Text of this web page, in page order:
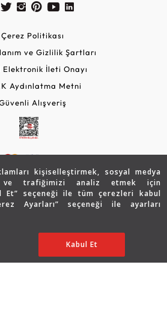
kişiselleştirmek, sosyal medya
ve trafiğimizi analiz etmek için
Et” seçeneği ile tüm çerezleri kabul
Ayarları” seçeneği ile ayarları
Ayarları Düzenle
Kabul Et
SATIN ALIN
© 2026 Assos Diamond
Çerez Politikası
ve Gizlilik Şartları
İleti Onayı
Aydınlatma Metni
Alışveriş
Pırlanta - Bu sitenin tüm hakları